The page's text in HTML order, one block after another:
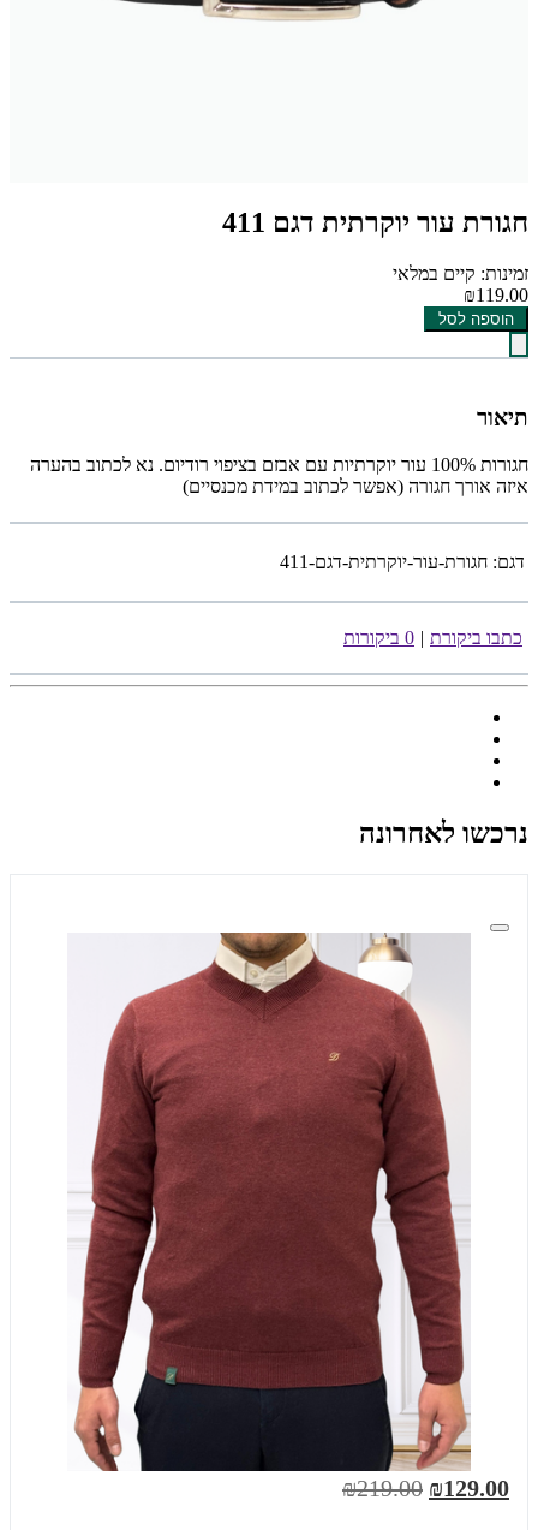
חגורת עור יוקרתית דגם 411
זמינות: קיים במלאי
₪119.00
הוספה לסל
תיאור
חגורות 100% עור יוקרתיות עם אבזם בציפוי רודיום. נא לכתוב בהערה
איזה אורך חגורה (אפשר לכתוב במידת מכנסיים)
דגם: חגורת-עור-יוקרתית-דגם-411
כתבו ביקורת | 0 ביקורות
נרכשו לאחרונה
₪129.00
₪219.00